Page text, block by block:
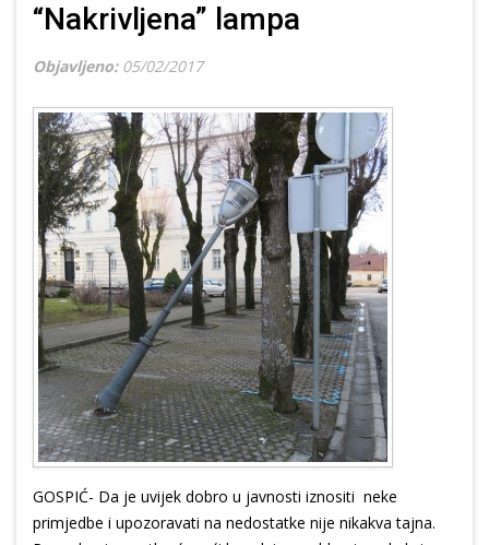
“Nakrivljena” lampa
Objavljeno: 05/02/2017
GOSPIĆ- Da je uvijek dobro u javnosti iznositi neke
primjedbe i upozoravati na nedostatke nije nikakva tajna.